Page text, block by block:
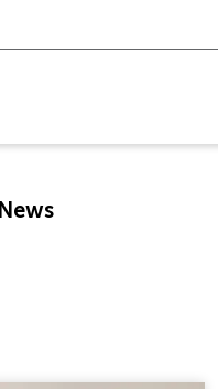
News